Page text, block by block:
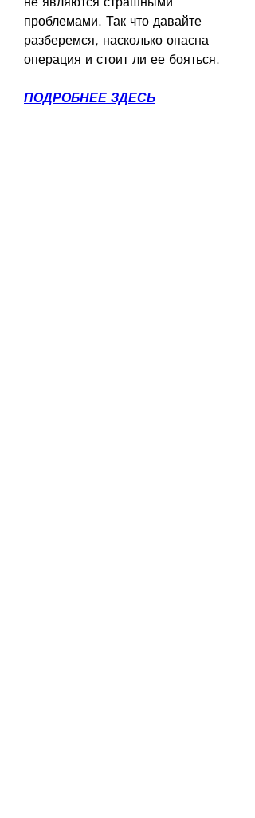
проблемами. Так что давайте
разберемся, насколько опасна
операция и стоит ли ее бояться.
ПОДРОБНЕЕ ЗДЕСЬ